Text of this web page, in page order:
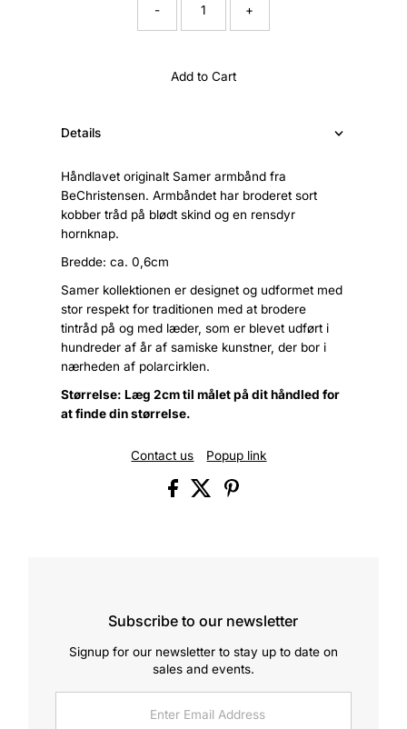
- +
Add to Cart
Details
Håndlavet originalt Samer armbånd fra
BeChristensen. Armbåndet har broderet sort
kobber tråd på blødt skind og en rensdyr
hornknap.
Bredde: ca. 0,6cm
Samer kollektionen er designet og udformet med
stor respekt for traditionen med at brodere
tintråd på og med læder, som er blevet udført i
hundreder af år af samiske kunstner, der bor i
nærheden af polarcirklen.
Størrelse: Læg 2cm til målet på dit håndled for
at finde din størrelse.
Contact us Popup link
Subscribe to our newsletter
Signup for our newsletter to stay up to date on
sales and events.